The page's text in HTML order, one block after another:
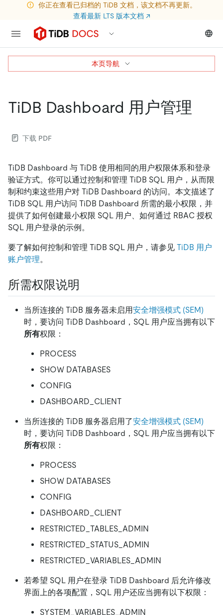
你正在查看已归档的 TiDB 文档，该文档不再更新。
查看最新 LTS 版本文档 ↗
TiDB Dashboard 用户管理
下载 PDF
TiDB Dashboard 与 TiDB 使用相同的用户权限体系和登录
验证方式。你可以通过控制和管理 TiDB SQL 用户，从而限
制和约束这些用户对 TiDB Dashboard 的访问。本文描述了
TiDB SQL 用户访问 TiDB Dashboard 所需的最小权限，并
提供了如何创建最小权限 SQL 用户、如何通过 RBAC 授权
SQL 用户登录的示例。
要了解如何控制和管理 TiDB SQL 用户，请参见 TiDB 用户
账户管理。
所需权限说明
当所连接的 TiDB 服务器未启用安全增强模式 (SEM)
时，要访问 TiDB Dashboard，SQL 用户应当拥有以下
所有权限：
PROCESS
SHOW DATABASES
CONFIG
DASHBOARD_CLIENT
当所连接的 TiDB 服务器启用了安全增强模式 (SEM)
时，要访问 TiDB Dashboard，SQL 用户应当拥有以下
所有权限：
PROCESS
SHOW DATABASES
CONFIG
DASHBOARD_CLIENT
RESTRICTED_TABLES_ADMIN
RESTRICTED_STATUS_ADMIN
RESTRICTED_VARIABLES_ADMIN
若希望 SQL 用户在登录 TiDB Dashboard 后允许修改
界面上的各项配置，SQL 用户还应当拥有以下权限：
SYSTEM_VARIABLES_ADMIN
本页导航